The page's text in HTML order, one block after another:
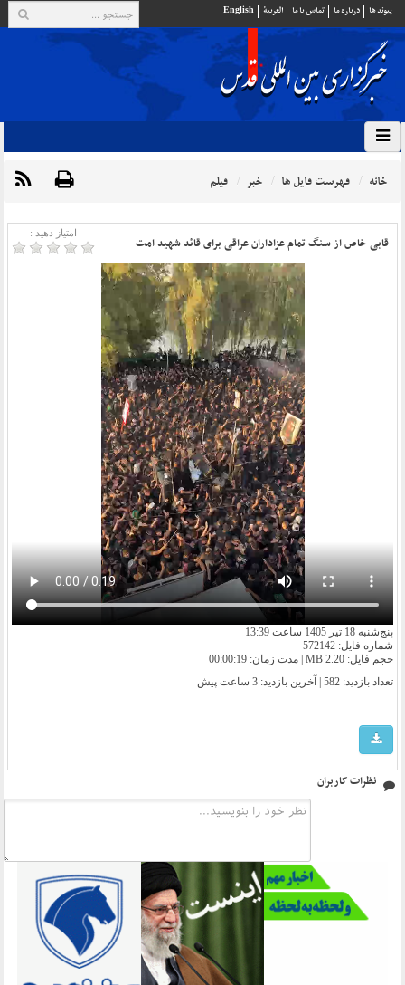
پيوند ها درباره ما تماس با ما العربية English
خانه فهرست فایل ها خبر فیلم
امتیاز دهید :
قابی خاص از سنگ تمام عزاداران عراقی برای قائد شهید امت
پنج‌شنبه 18 تیر 1405 ساعت 13:39
شماره فایل: 572142
حجم فایل: 2.20 MB | مدت زمان: 00:00:19
تعداد بازدید: 582 | آخرین بازدید:
3 ساعت پیش
نظرات کاربران